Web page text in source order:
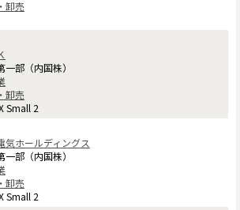
卸売
一部（内国株）
卸売
Small 2
気ホールディングス
一部（内国株）
卸売
Small 2